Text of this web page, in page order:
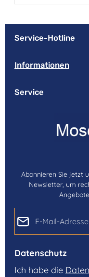
Service-Hotline
Informationen
Service
Abonnieren Sie jetzt
Newsletter, um
Datenschutz
Ich habe die